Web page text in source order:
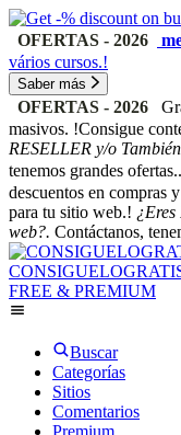
OFERTAS - 2026
vários cursos.!
Saber más
OFERTAS - 2026
masivos. !Consigue
RESELLER y/o
tenemos grandes
descuentos en compras
para tu sitio web.!
web?. Contáctanos,
FREE & PREMIUM
Buscar
Categorías
Sitios
Comentarios
Premium